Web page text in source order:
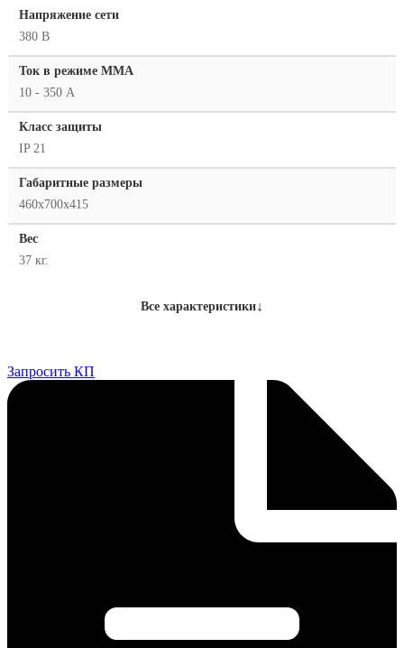
Напряжение сети
380 В
Ток в режиме ММА
10 - 350 А
Класс защиты
IP 21
Габаритные размеры
460х700х415
Вес
37 кг.
Все характеристики↓
Запросить КП